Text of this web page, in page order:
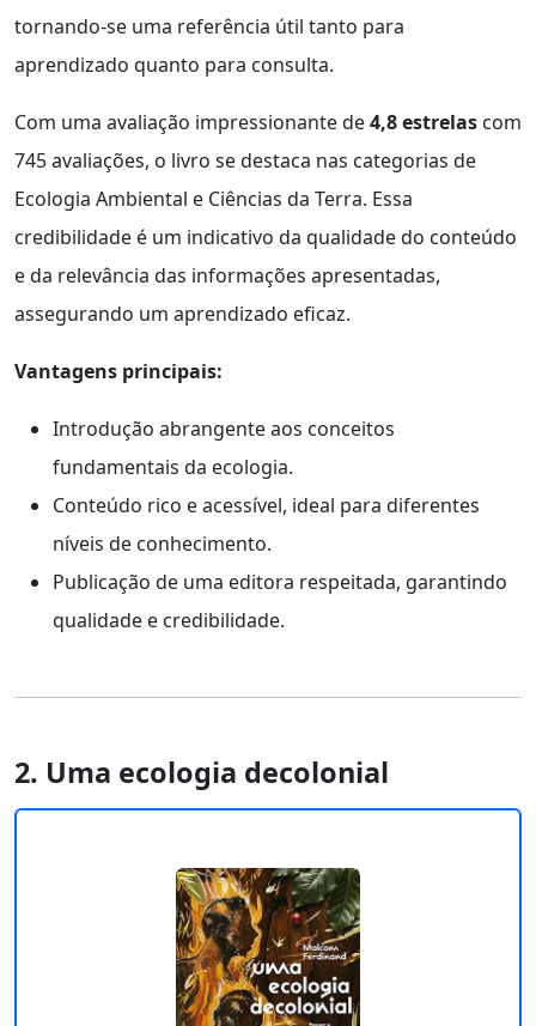
tornando-se uma referência útil tanto para
aprendizado quanto para consulta.
Com uma avaliação impressionante de4,8 estrelas com
745 avaliações, o livro se destaca nas categorias de
Ecologia Ambiental e Ciências da Terra. Essa
credibilidade é um indicativo da qualidade do conteúdo
e da relevância das informações apresentadas,
assegurando um aprendizado eficaz.
Vantagens principais:
Introdução abrangente aos conceitos
fundamentais da ecologia.
Conteúdo rico e acessível, ideal para diferentes
níveis de conhecimento.
Publicação de uma editora respeitada, garantindo
qualidade e credibilidade.
2. Uma ecologia decolonial